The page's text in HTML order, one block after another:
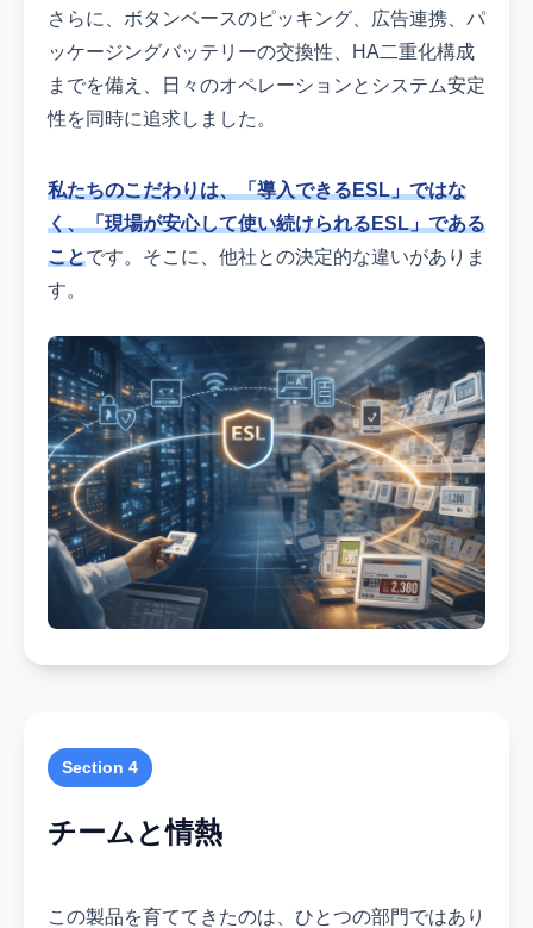
さらに、ボタンベースのピッキング、広告連携、パ
ッケージングバッテリーの交換性、HA二重化構成
までを備え、日々のオペレーションとシステム安定
性を同時に追求しました。
私たちのこだわりは、「導入できるESL」ではな
く、「現場が安心して使い続けられるESL」である
ことです。そこに、他社との決定的な違いがありま
す。
Section 4
チームと情熱
この製品を育ててきたのは、ひとつの部門ではあり